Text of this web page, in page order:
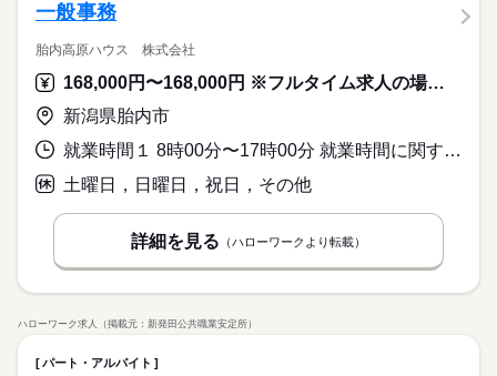
一般事務
胎内高原ハウス 株式会社
168,000円〜168,000円 ※フルタイム求人の場合は月額（換算額）、パート求人の場合は時間額を表示しています。
新潟県胎内市
就業時間１ 8時00分〜17時00分 就業時間に関する特記事項 勤務時間は相談に応じます
土曜日，日曜日，祝日，その他
詳細を見る （ハローワークより転載）
ハローワーク求人（掲載元：新発田公共職業安定所）
パート・アルバイト